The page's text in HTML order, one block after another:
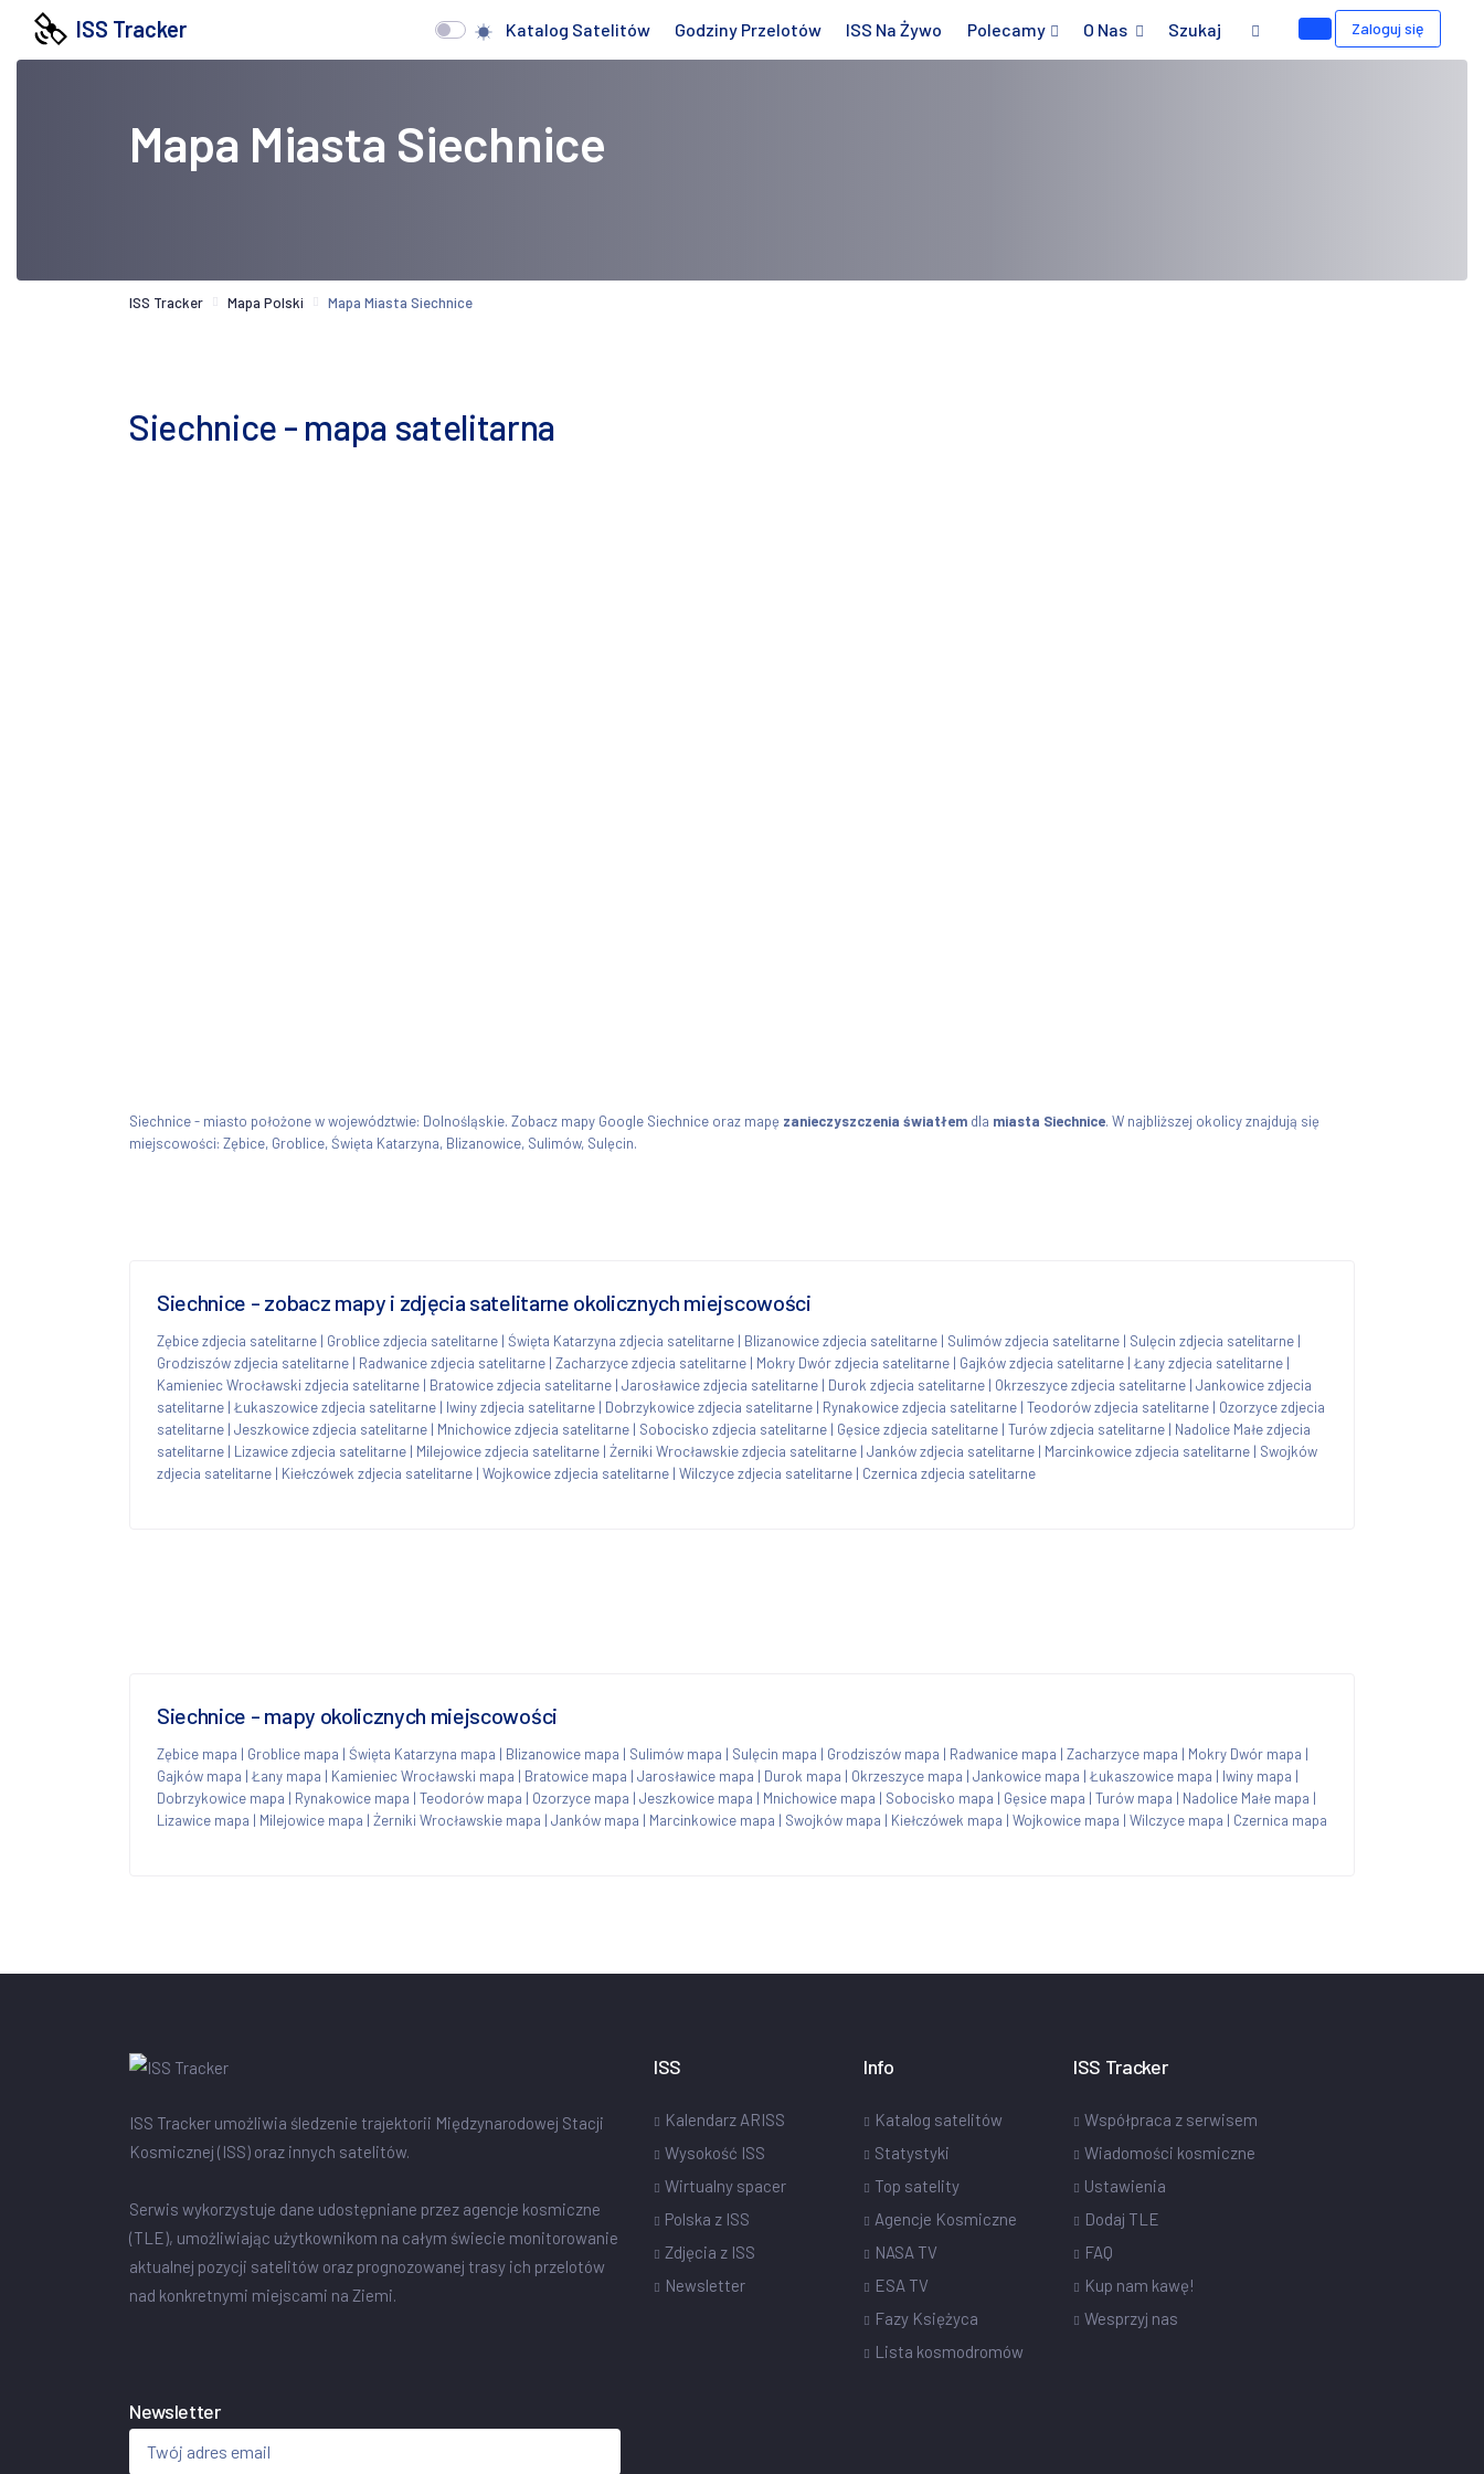
ISS Tracker Katalog Satelitów Godziny Przelotów ISS Na Żywo Polecamy O Nas Szukaj Zaloguj się
Mapa Miasta Siechnice
ISS Tracker Mapa Polski Mapa Miasta Siechnice
Siechnice - mapa satelitarna
Siechnice - miasto położone w województwie: Dolnośląskie. Zobacz mapy Google Siechnice oraz mapę zanieczyszczenia światłem dla miasta Siechnice. W najbliższej okolicy znajdują się
miejscowości: Zębice, Groblice, Święta Katarzyna, Blizanowice, Sulimów, Sulęcin.
Siechnice - zobacz mapy i zdjęcia satelitarne okolicznych miejscowości
Zębice zdjecia satelitarne | Groblice zdjecia satelitarne | Święta Katarzyna zdjecia satelitarne | Blizanowice zdjecia satelitarne | Sulimów zdjecia satelitarne | Sulęcin zdjecia satelitarne |
Grodziszów zdjecia satelitarne | Radwanice zdjecia satelitarne | Zacharzyce zdjecia satelitarne | Mokry Dwór zdjecia satelitarne | Gajków zdjecia satelitarne | Łany zdjecia satelitarne |
Kamieniec Wrocławski zdjecia satelitarne | Bratowice zdjecia satelitarne | Jarosławice zdjecia satelitarne | Durok zdjecia satelitarne | Okrzeszyce zdjecia satelitarne | Jankowice zdjecia
satelitarne | Łukaszowice zdjecia satelitarne | Iwiny zdjecia satelitarne | Dobrzykowice zdjecia satelitarne | Rynakowice zdjecia satelitarne | Teodorów zdjecia satelitarne | Ozorzyce zdjecia
satelitarne | Jeszkowice zdjecia satelitarne | Mnichowice zdjecia satelitarne | Sobocisko zdjecia satelitarne | Gęsice zdjecia satelitarne | Turów zdjecia satelitarne | Nadolice Małe zdjecia
satelitarne | Lizawice zdjecia satelitarne | Milejowice zdjecia satelitarne | Żerniki Wrocławskie zdjecia satelitarne | Janków zdjecia satelitarne | Marcinkowice zdjecia satelitarne | Swojków
zdjecia satelitarne | Kiełczówek zdjecia satelitarne | Wojkowice zdjecia satelitarne | Wilczyce zdjecia satelitarne | Czernica zdjecia satelitarne
Siechnice - mapy okolicznych miejscowości
Zębice mapa | Groblice mapa | Święta Katarzyna mapa | Blizanowice mapa | Sulimów mapa | Sulęcin mapa | Grodziszów mapa | Radwanice mapa | Zacharzyce mapa | Mokry Dwór mapa |
Gajków mapa | Łany mapa | Kamieniec Wrocławski mapa | Bratowice mapa | Jarosławice mapa | Durok mapa | Okrzeszyce mapa | Jankowice mapa | Łukaszowice mapa | Iwiny mapa |
Dobrzykowice mapa | Rynakowice mapa | Teodorów mapa | Ozorzyce mapa | Jeszkowice mapa | Mnichowice mapa | Sobocisko mapa | Gęsice mapa | Turów mapa | Nadolice Małe mapa |
Lizawice mapa | Milejowice mapa | Żerniki Wrocławskie mapa | Janków mapa | Marcinkowice mapa | Swojków mapa | Kiełczówek mapa | Wojkowice mapa | Wilczyce mapa | Czernica mapa
ISS Tracker umożliwia śledzenie trajektorii Międzynarodowej Stacji
Kosmicznej (ISS) oraz innych satelitów.
Serwis wykorzystuje dane udostępniane przez agencje kosmiczne
(TLE), umożliwiając użytkownikom na całym świecie monitorowanie
aktualnej pozycji satelitów oraz prognozowanej trasy ich przelotów
nad konkretnymi miejscami na Ziemi.
ISS
Kalendarz ARISS
Wysokość ISS
Wirtualny spacer
Polska z ISS
Zdjęcia z ISS
Newsletter
Info
Katalog satelitów
Statystyki
Top satelity
Agencje Kosmiczne
NASA TV
ESA TV
Fazy Księżyca
Lista kosmodromów
ISS Tracker
Współpraca z serwisem
Wiadomości kosmiczne
Ustawienia
Dodaj TLE
FAQ
Kup nam kawę!
Wesprzyj nas
Newsletter